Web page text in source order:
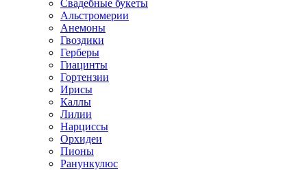
Свадебные букеты
Альстромерии
Анемоны
Гвоздики
Герберы
Гиацинты
Гортензии
Ирисы
Каллы
Лилии
Нарциссы
Орхидеи
Пионы
Ранункулюс